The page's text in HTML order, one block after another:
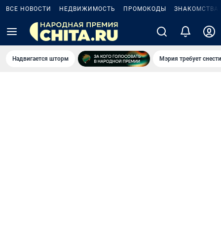
ВСЕ НОВОСТИ НЕДВИЖИМОСТЬ ПРОМОКОДЫ ЗНАКОМСТВА
Надвигается шторм Мэрия требует